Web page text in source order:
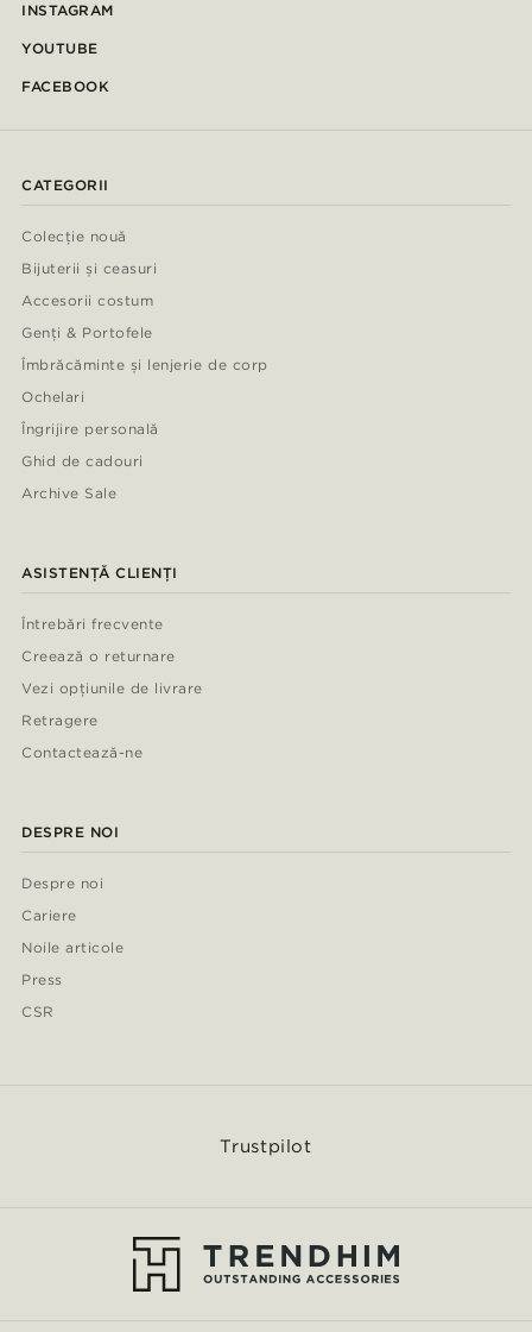
INSTAGRAM
YOUTUBE
FACEBOOK
CATEGORII
Colecție nouă
Bijuterii și ceasuri
Accesorii costum
Genți & Portofele
Îmbrăcăminte și lenjerie de corp
Ochelari
Îngrijire personală
Ghid de cadouri
Archive Sale
ASISTENȚĂ CLIENȚI
Întrebări frecvente
Creează o returnare
Vezi opțiunile de livrare
Retragere
Contactează-ne
DESPRE NOI
Despre noi
Cariere
Noile articole
Press
CSR
Trustpilot